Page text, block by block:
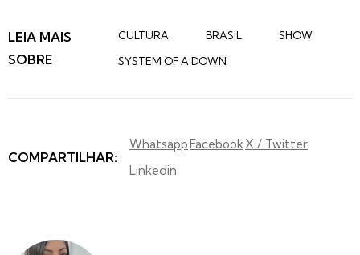
LEIA MAIS
SOBRE
CULTURA BRASIL
SHOW
SYSTEM OF A DOWN
COMPARTILHAR:
Whatsapp FacebookX / Twitter
Linkedin